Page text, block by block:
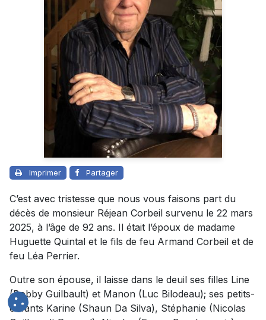
Imprimer Partager
C’est avec tristesse que nous vous faisons part du
décès de monsieur Réjean Corbeil survenu le 22 mars
2025, à l’âge de 92 ans. Il était l’époux de madame
Huguette Quintal et le fils de feu Armand Corbeil et de
feu Léa Perrier.
Outre son épouse, il laisse dans le deuil ses filles Line
(Bobby Guilbault) et Manon (Luc Bilodeau); ses petits-
enfants Karine (Shaun Da Silva), Stéphanie (Nicolas